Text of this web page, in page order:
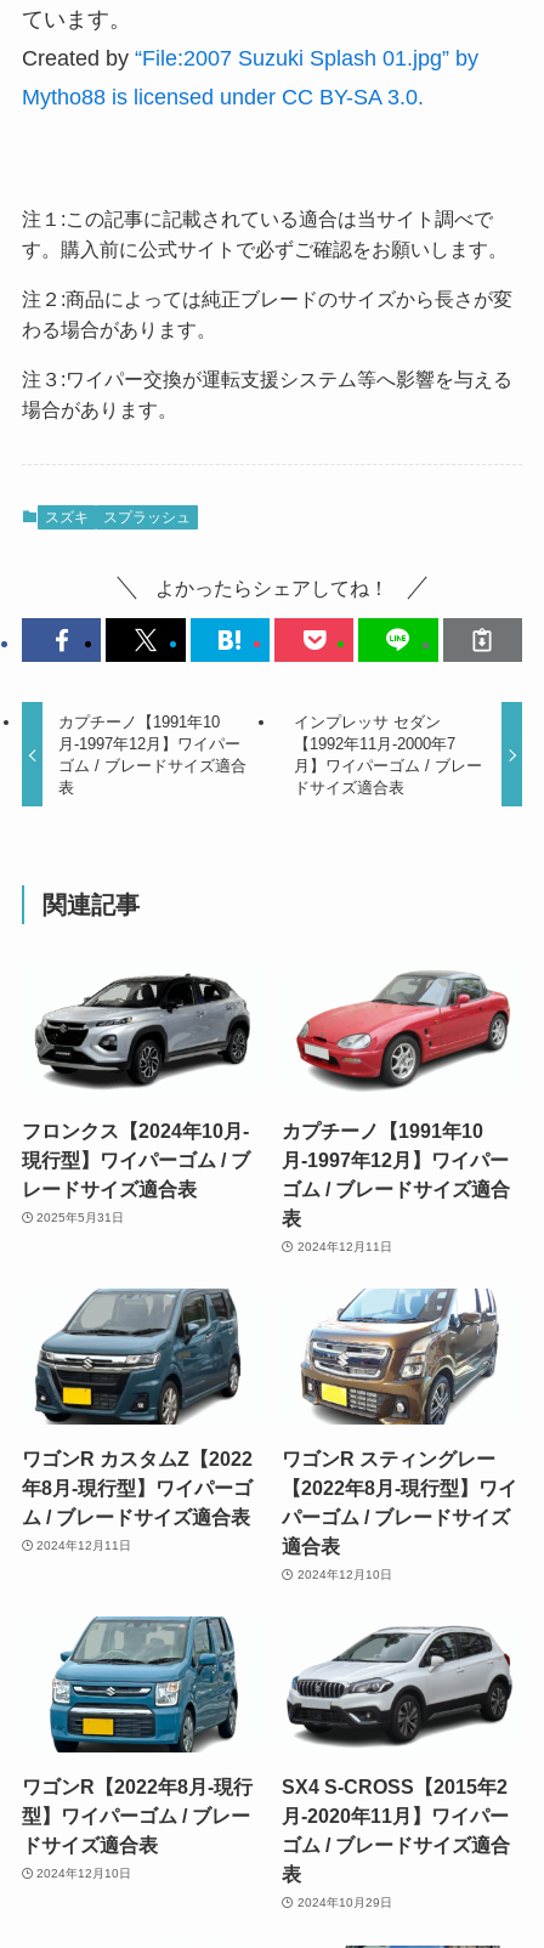
ています。
Created by “File:2007 Suzuki Splash 01.jpg” by
Mytho88 is licensed under CC BY-SA 3.0.
注１:この記事に記載されている適合は当サイト調べで
す。購入前に公式サイトで必ずご確認をお願いします。
注２:商品によっては純正ブレードのサイズから長さが変
わる場合があります。
注３:ワイパー交換が運転支援システム等へ影響を与える
場合があります。
スズキ スプラッシュ
よかったらシェアしてね！
カプチーノ【1991年10
月-1997年12月】ワイパー
ゴム / ブレードサイズ適合
表
インプレッサ セダン
【1992年11月-2000年7
月】ワイパーゴム / ブレー
ドサイズ適合表
関連記事
フロンクス【2024年10月-
現行型】ワイパーゴム / ブ
レードサイズ適合表
2025年5月31日
カプチーノ【1991年10
月-1997年12月】ワイパー
ゴム / ブレードサイズ適合
表
2024年12月11日
ワゴンR カスタムZ【2022
年8月-現行型】ワイパーゴ
ム / ブレードサイズ適合表
2024年12月11日
ワゴンR スティングレー
【2022年8月-現行型】ワイ
パーゴム / ブレードサイズ
適合表
2024年12月10日
ワゴンR【2022年8月-現行
型】ワイパーゴム / ブレー
ドサイズ適合表
2024年12月10日
SX4 S-CROSS【2015年2
月-2020年11月】ワイパー
ゴム / ブレードサイズ適合
表
2024年10月29日